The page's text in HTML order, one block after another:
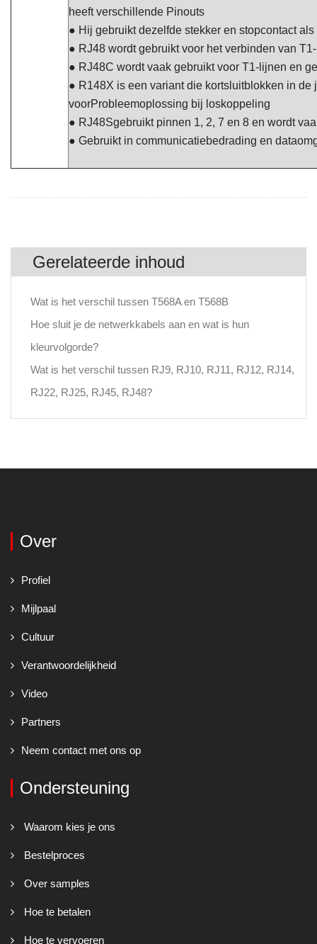
heeft verschillende Pinouts
● Hij gebruikt dezelfde stekker en stopcontact
● RJ48 wordt gebruikt voor het verbinden van
● RJ48C wordt vaak gebruikt voor T1-lijnen en
● R148X is een variant die kortsluitblokken in
voorProbleemoplossing bij loskoppeling
● RJ48Sgebruikt pinnen 1, 2, 7 en 8 en wordt
● Gebruikt in communicatiebedrading en
Gerelateerde inhoud
Wat is het verschil tussen T568A en T568B
Hoe sluit je de netwerkkabels aan en wat is hun
kleurvolgorde?
Wat is het verschil tussen RJ9, RJ10, RJ11, RJ12, RJ14,
RJ22, RJ25, RJ45, RJ48?
Over
Profiel
Mijlpaal
Cultuur
Verantwoordelijkheid
Video
Partners
Neem contact met ons op
Ondersteuning
Waarom kies je ons
Bestelproces
Over samples
Hoe te betalen
Hoe te vervoeren